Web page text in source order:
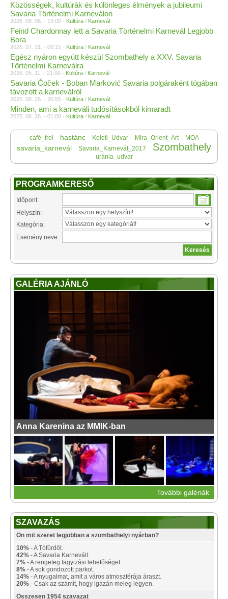
Közösségek, kultúrák és különleges élmények a jubileumi
Savaria Történelmi Karneválon
2026. 08. 06. - 19:00 - Kultúra / Karnevál
Feind Chardonnay lett a Savaria Történelmi Karnevál Legjobb
Bora
2026. 07. 31. - 00:15 - Kultúra / Karnevál
Egész nyáron együtt készül Szombathely a XXV. Savaria
Történelmi Karneválra
2026. 05. 11. - 21:00 - Kultúra / Karnevál
Savaria Čoček - Boban Marković Savaria polgáraként tógában
távozott a karneválról
2025. 08. 26. - 20:55 - Kultúra / Karnevál
Minden, ami a karneváli tudósításokból kimaradt
2025. 08. 26. - 01:00 - Kultúra / Karnevál
café_frei hastánc Keleti_Udvar Mira_Orient_Art MOA
savaria_karnevál Savaria_Karnevál_2017 Szombathely
uránia_udvar
PROGRAMKERESŐ
Időpont:
Helyszín:
Kategória:
Esemény neve:
GALÉRIA AJÁNLÓ
Anna Karenina az MMIK-ban
További galériák
SZAVAZÁS
Ön mit szeret legjobban a szombathelyi nyárban?
10% - A Tófürdőt.
42% - A Savaria Karnevált.
7% - A rengeteg fagyizási lehetőséget.
8% - A sok gondozott parkot.
14% - A nyugalmat, amit a város atmoszférája áraszt.
20% - Csak az számít, hogy igazán meleg legyen.
Összesen 1954 szavazat